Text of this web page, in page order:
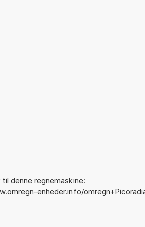
til denne regnemaskine:
enheder.info/